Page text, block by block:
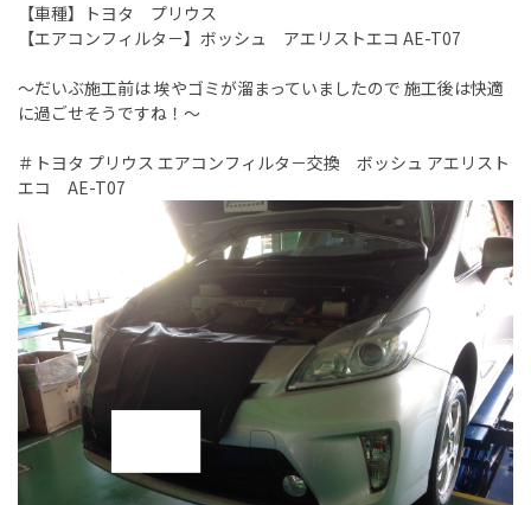
【車種】トヨタ プリウス
【エアコンフィルタ－】ボッシュ アエリストエコ AE-T07
～だいぶ施工前は 埃やゴミが溜まっていましたので 施工後は快適
に過ごせそうですね！～
＃トヨタ プリウス エアコンフィルタ－交換 ボッシュ アエリスト
エコ AE-T07